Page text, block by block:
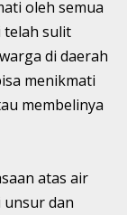
oleh semua
telah sulit
di daerah
menikmati
membelinya
atas air
unsur dan